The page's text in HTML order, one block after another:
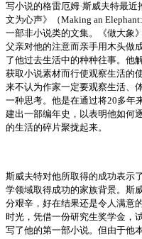
写小说的格雷厄姆·斯威夫特最
文为心声》（Making an
一部非小说类的文集。《做大象
父亲对他的注意而亲手用木头做
了他过去生活中的种种往事。他
获取小说素材而行使观察生活的
来不认为作家一定要观察生活、
一种思考。他是在通过将20多年
建出一部编年史，以表明他如何
的生活的碎片聚拢起来。
斯威夫特对他所取得的成功表示
学领域取得成功的家族背景。斯
分艰辛，好在结果还是令人满意的
时光，凭借一份研究生奖学金，
写了他的第一部小说。但由于他